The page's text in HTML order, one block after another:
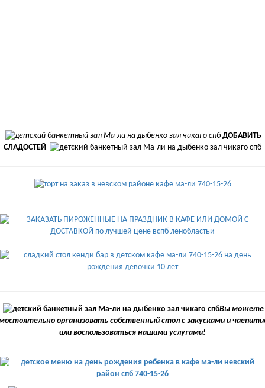
ДОБАВИТЬ
СЛАДОСТЕЙ
Вы можете
организовать собственный стол с закусками и
или воспользоваться нашими услугами!